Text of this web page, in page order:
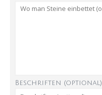
Beschriften (optional)